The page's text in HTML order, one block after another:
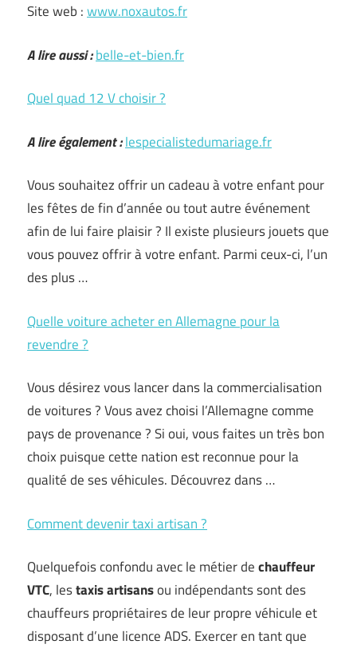
Site web :www.noxautos.fr
A lire aussi :belle-et-bien.fr
Quel quad 12 V choisir ?
A lire également :lespecialistedumariage.fr
Vous souhaitez offrir un cadeau à votre enfant pour
les fêtes de fin d’année ou tout autre événement
afin de lui faire plaisir ? Il existe plusieurs jouets que
vous pouvez offrir à votre enfant. Parmi ceux-ci, l’un
des plus …
Quelle voiture acheter en Allemagne pour la
revendre ?
Vous désirez vous lancer dans la commercialisation
de voitures ? Vous avez choisi l’Allemagne comme
pays de provenance ? Si oui, vous faites un très bon
choix puisque cette nation est reconnue pour la
qualité de ses véhicules. Découvrez dans …
Comment devenir taxi artisan ?
Quelquefois confondu avec le métier dechauffeur
VTC, lestaxis artisansou indépendants sont des
chauffeurs propriétaires de leur propre véhicule et
disposant d’une licence ADS. Exercer en tant que